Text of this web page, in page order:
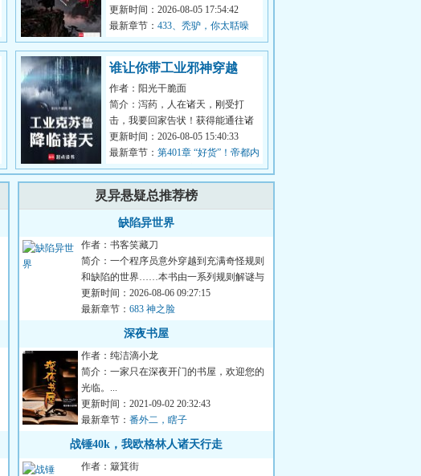
变得活泼可爱。还有杨过……看着
自家这个...
更新时间：2026-08-05 17:54:42
最新章节： 433、秃驴，你太聒噪
了！
谁让你带工业邪神穿越
的？
作者：阳光干脆面
简介：泻药，人在诸天，刚受打
击，我要回家告状！获得能通往诸
天的双穿门，顾明本打算在异世界
打下一片大...
更新时间：2026-08-05 15:40:33
最新章节： 第401章 “好货”！帝都内
部的买卖，都已经这么猖獗了
吗？！
灵异悬疑总推荐榜
缺陷异世界
作者：书客笑藏刀
简介：一个程序员意外穿越到充满奇怪规则
和缺陷的世界……本书由一系列规则解谜与
缺陷之战组成，逻辑严密...
更新时间：2026-08-06 09:27:15
最新章节： 683 神之脸
深夜书屋
作者：纯洁滴小龙
简介：一家只在深夜开门的书屋，欢迎您的
光临。...
更新时间：2021-09-02 20:32:43
最新章节： 番外二，瞎子
战锤40k，我欧格林人诸天行走
作者：簸箕街